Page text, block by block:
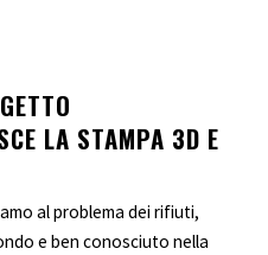
LA STAMPA 3D E
al problema dei rifiuti,
e ben conosciuto nella